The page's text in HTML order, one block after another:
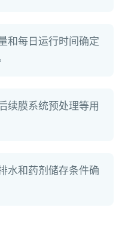
和每日运行时间确定
续膜系统预处理等用
水和药剂储存条件确